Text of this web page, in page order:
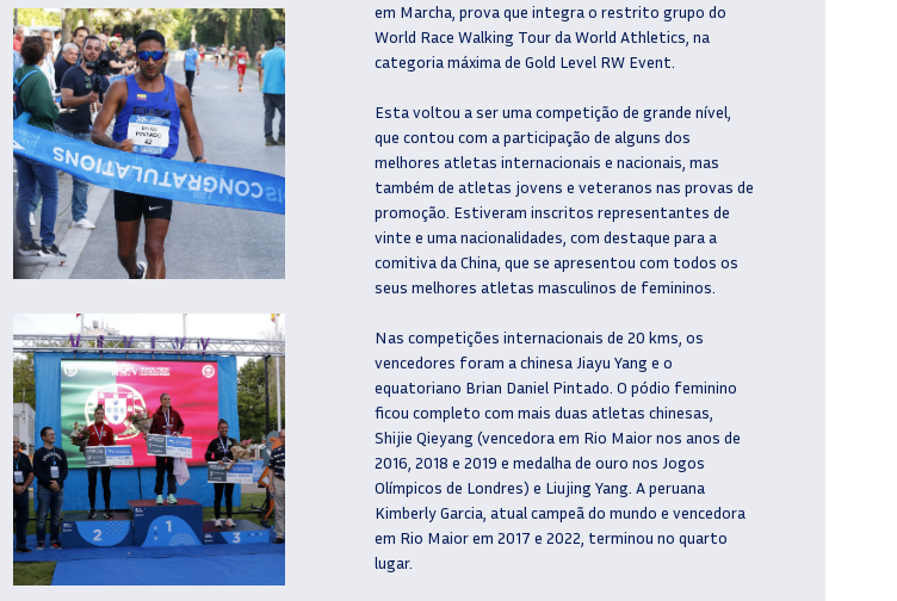
em Marcha, prova que integra o restrito grupo do
World Race Walking Tour da World Athletics, na
categoria máxima de Gold Level RW Event.
Esta voltou a ser uma competição de grande nível,
que contou com a participação de alguns dos
melhores atletas internacionais e nacionais, mas
também de atletas jovens e veteranos nas provas de
promoção. Estiveram inscritos representantes de
vinte e uma nacionalidades, com destaque para a
comitiva da China, que se apresentou com todos os
seus melhores atletas masculinos de femininos.
Nas competições internacionais de 20 kms, os
vencedores foram a chinesa Jiayu Yang e o
equatoriano Brian Daniel Pintado. O pódio feminino
ficou completo com mais duas atletas chinesas,
Shijie Qieyang (vencedora em Rio Maior nos anos de
2016, 2018 e 2019 e medalha de ouro nos Jogos
Olímpicos de Londres) e Liujing Yang. A peruana
Kimberly Garcia, atual campeã do mundo e vencedora
em Rio Maior em 2017 e 2022, terminou no quarto
lugar.